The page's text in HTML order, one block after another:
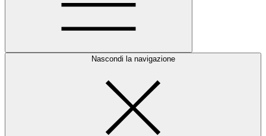
Nascondi la navigazione